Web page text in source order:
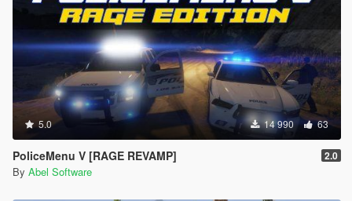
5.0 14 990 63
PoliceMenu V [RAGE REVAMP] 2.0
By Abel Software